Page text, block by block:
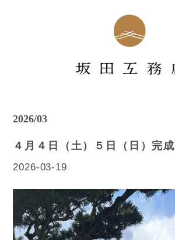
2026/03
４月４日（土）５日（日）完
2026-03-19